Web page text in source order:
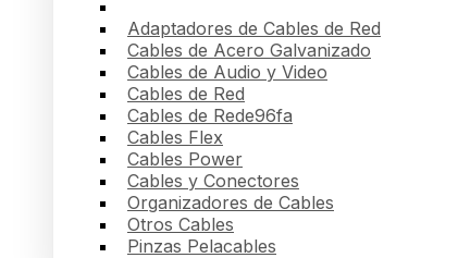
Adaptadores de Cables de Red
Cables de Acero Galvanizado
Cables de Audio y Video
Cables de Red
Cables de Rede96fa
Cables Flex
Cables Power
Cables y Conectores
Organizadores de Cables
Otros Cables
Pinzas Pelacables